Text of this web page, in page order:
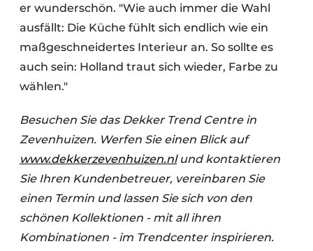
er wunderschön. "Wie auch immer die Wahl
ausfällt: Die Küche fühlt sich endlich wie ein
maßgeschneidertes Interieur an. So sollte es
auch sein: Holland traut sich wieder, Farbe zu
wählen."
Besuchen Sie das Dekker Trend Centre in
Zevenhuizen. Werfen Sie einen Blick auf
www.dekkerzevenhuizen.nlund kontaktieren
Sie Ihren Kundenbetreuer, vereinbaren Sie
einen Termin und lassen Sie sich von den
schönen Kollektionen - mit all ihren
Kombinationen - im Trendcenter inspirieren.